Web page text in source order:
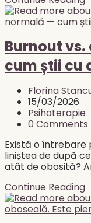
Burnout
cum știi cu
Post
author:
Florina
Post
published:
15/03/2026
Post
category:
Psihoterapie
Post
0 Comments
Există o întrebare
liniștea de după
atât de obosită?
Continue Reading